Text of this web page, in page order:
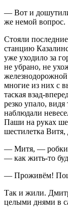
— Вот и
же немой вопрос.
Стояли
станцию
уже уходило за
не убрано, не
многие из них с
таская взад-
резко упало, видя
наблюдали
Паши на руках
шестилетка
— Митя, —
— как жить-то
— Проживём!
Так и жили.
целыми днями в